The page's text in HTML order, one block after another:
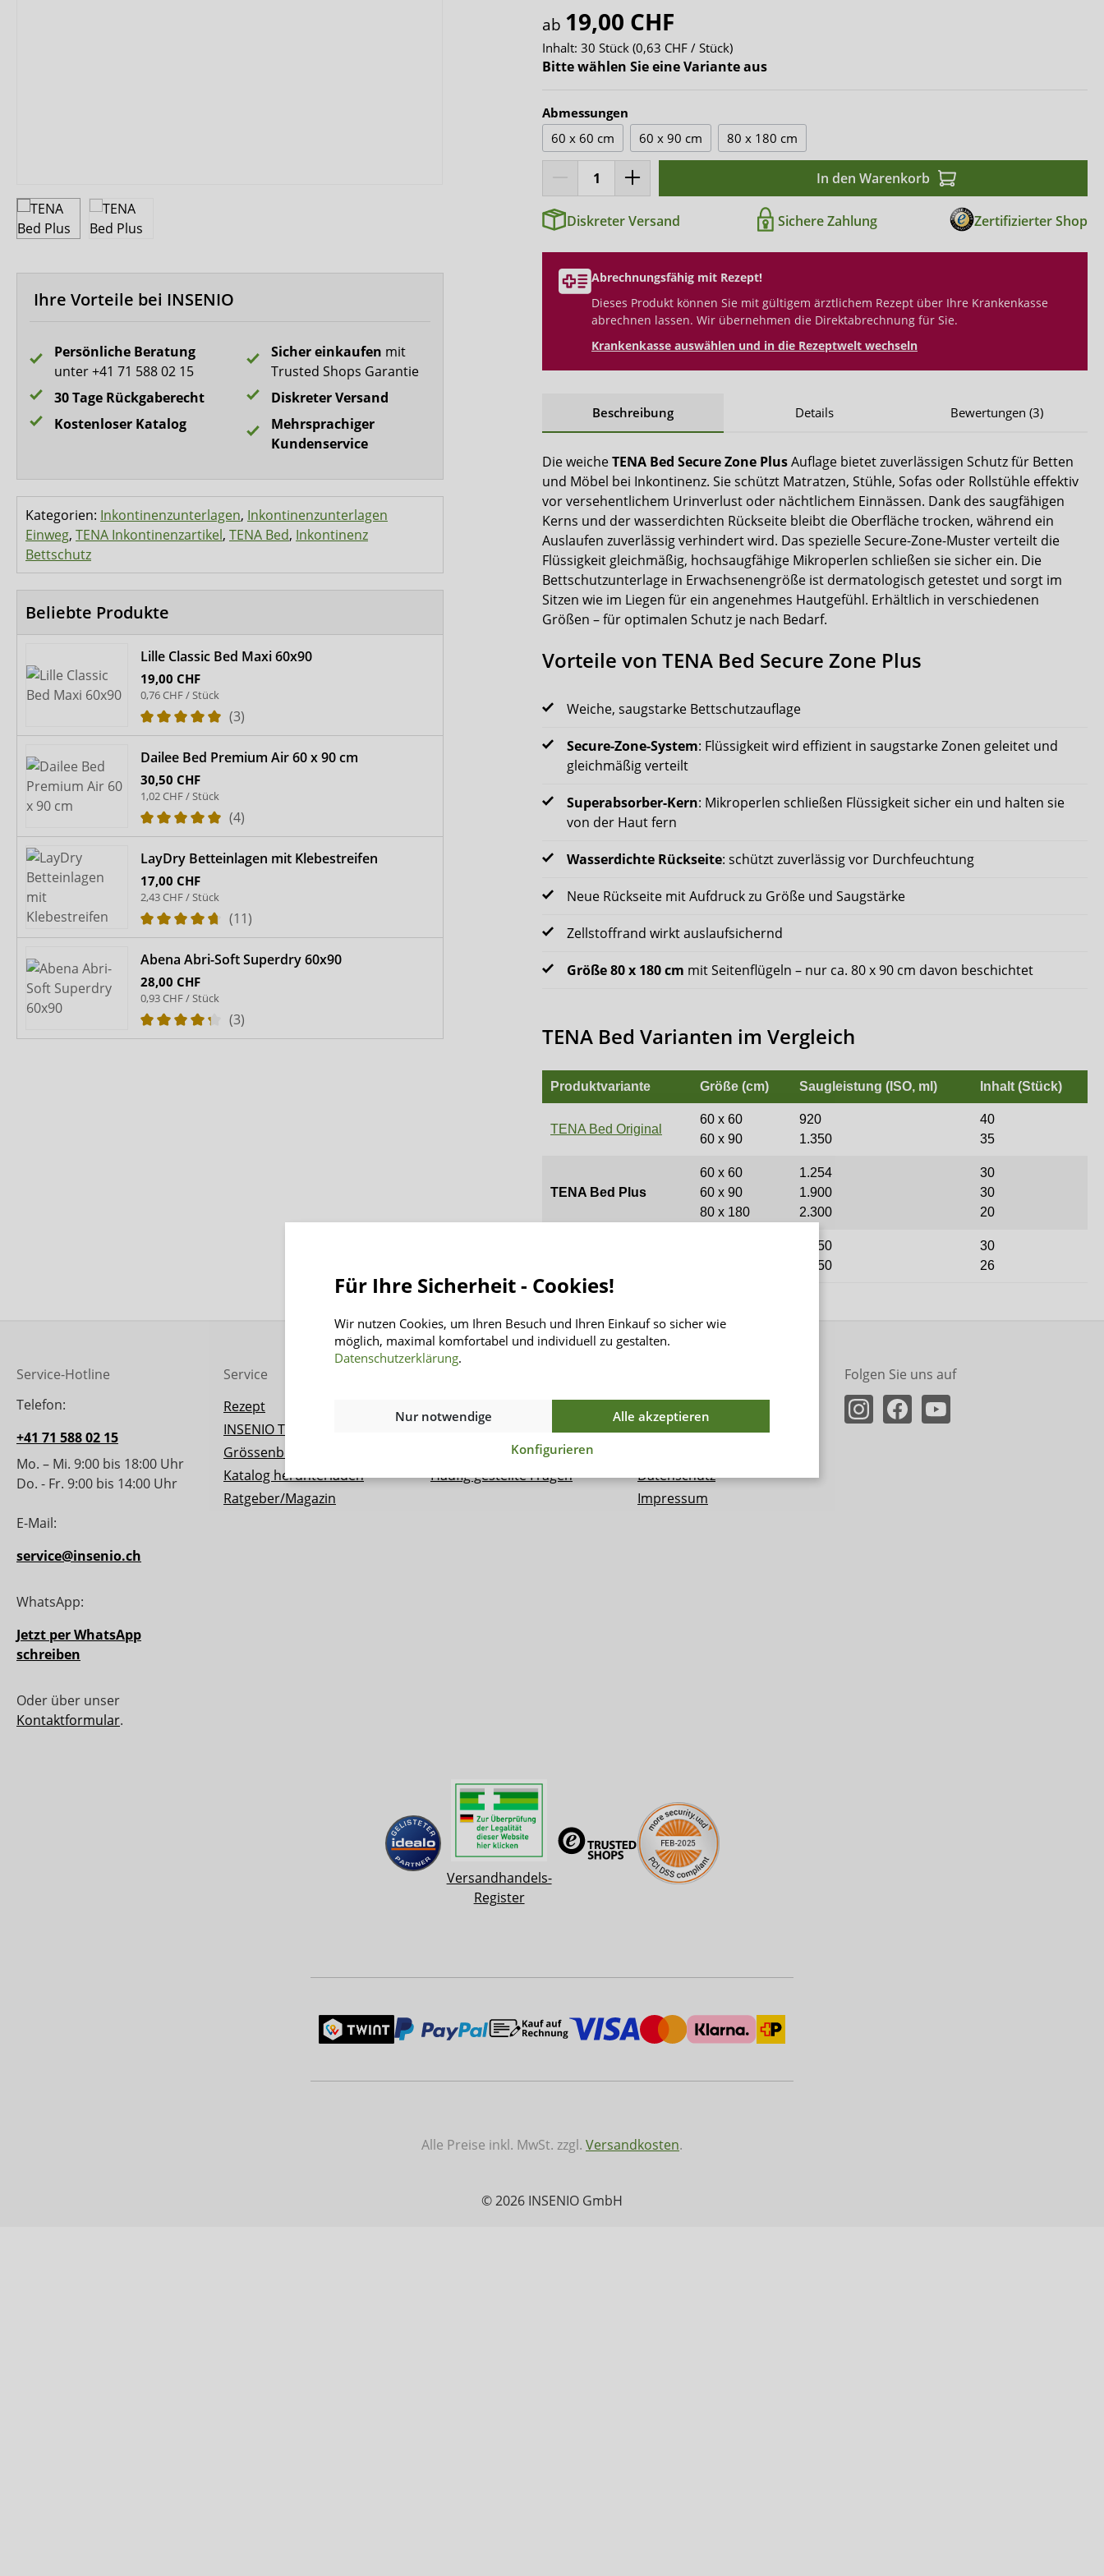
DryNites
Ihre Vorteile bei INSENIO
Persönliche Beratung
unter +41 71 588 02 15
30 Tage Rückgaberecht
Kostenloser Katalog
Sicher einkaufen mit
Trusted Shops Garantie
Diskreter Versand
Mehrsprachiger
Kundenservice
Kategorien: Inkontinenzunterlagen, Inkontinenzunterlagen
Einweg, TENA Inkontinenzartikel, TENA Bed, Inkontinenz
Bettschutz
Beliebte Produkte
Lille Classic Bed Maxi 60x90
19,00 CHF
0,76 CHF / Stück
(3)
Dailee Bed Premium Air 60 x 90 cm
30,50 CHF
1,02 CHF / Stück
(4)
LayDry Betteinlagen mit Klebestreifen
17,00 CHF
2,43 CHF / Stück
(11)
Abena Abri-Soft Superdry 60x90
28,00 CHF
0,93 CHF / Stück
(3)
ab 19,00 CHF
Inhalt: 30 Stück (0,63 CHF / Stück)
Bitte wählen Sie eine Variante aus
Abmessungen
60 x 60 cm
60 x 90 cm 80 x 180 cm
In den Warenkorb
Diskreter Versand Sichere Zahlung Zertifizierter Shop
Abrechnungsfähig mit Rezept!
Dieses Produkt können Sie mit gültigem ärztlichem Rezept über Ihre Krankenkasse
abrechnen lassen. Wir übernehmen die Direktabrechnung für Sie.
Krankenkasse auswählen und in die Rezeptwelt wechseln
Beschreibung Details Bewertungen (3)
Die weicheTENA Bed Secure Zone PlusAuflage bietet zuverlässigen Schutz für Betten
und Möbel bei Inkontinenz. Sie schützt Matratzen, Stühle, Sofas oder Rollstühle effektiv
vor versehentlichem Urinverlust oder nächtlichem Einnässen. Dank des saugfähigen
Kerns und der wasserdichten Rückseite bleibt die Oberfläche trocken, während ein
Auslaufen zuverlässig verhindert wird. Das spezielle Secure-Zone-Muster verteilt die
Flüssigkeit gleichmäßig, hochsaugfähige Mikroperlen schließen sie sicher ein. Die
Bettschutzunterlage in Erwachsenengröße ist dermatologisch getestet und sorgt im
Sitzen wie im Liegen für ein angenehmes Hautgefühl. Erhältlich in verschiedenen
Größen – für optimalen Schutz je nach Bedarf.
Vorteile von TENA Bed Secure Zone Plus
Weiche, saugstarke Bettschutzauflage
Secure-Zone-System: Flüssigkeit wird effizient in saugstarke Zonen geleitet und
gleichmäßig verteilt
Superabsorber-Kern: Mikroperlen schließen Flüssigkeit sicher ein und halten sie
von der Haut fern
Wasserdichte Rückseite: schützt zuverlässig vor Durchfeuchtung
Neue Rückseite mit Aufdruck zu Größe und Saugstärke
Zellstoffrand wirkt auslaufsichernd
Größe 80 x 180 cm mit Seitenflügeln – nur ca. 80 x 90 cm davon beschichtet
TENA Bed Varianten im Vergleich
Produktvariante Größe (cm) Saugleistung (ISO, ml) Inhalt (Stück)
TENA Bed Original
60 x 60
60 x 90
920
1.350
40
35
TENA Bed Plus
60 x 60
60 x 90
80 x 180
1.254
1.900
2.300
30
30
20
1.450
2.350
30
26
Service-Hotline
Telefon:
+41 71 588 02 15
Mo. – Mi. 9:00 bis 18:00 Uhr
Do. - Fr. 9:00 bis 14:00 Uhr
E-Mail:
service@insenio.ch
WhatsApp:
Jetzt per WhatsApp
schreiben
Oder über unser
Kontaktformular.
Service
Rezept
INSENIO Taler
Grössenberater
Katalog herunterladen
Ratgeber/Magazin
Versand
Zahlungsarten
Häufig gestellte Fragen
Über Uns
Kontakt
Datenschutz
Impressum
Folgen Sie uns auf
Versandhandels-
Register
Alle Preise inkl. MwSt. zzgl. Versandkosten.
© 2026 INSENIO GmbH
Für Ihre Sicherheit - Cookies!
Wir nutzen Cookies, um Ihren Besuch und Ihren Einkauf so sicher wie
möglich, maximal komfortabel und individuell zu gestalten.
Datenschutzerklärung.
Nur notwendige
Alle akzeptieren
Konfigurieren